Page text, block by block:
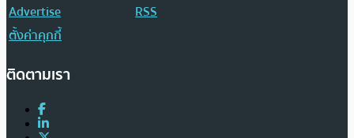
Advertise
RSS
ตั้งค่าคุกกี้
ติดตามเรา